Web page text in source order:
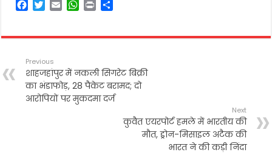
F
e
o
o
k
T
t
e
r
E
i
W
t
p
p
P
n
r
Previous
शाहजहांपुर में नकली सिगरेट बिक्री
का भंडाफोड़, 28 पैकेट बरामद; दो
आरोपियों पर मुकदमा दर्ज
Next
कुवैत एयरपोर्ट हमले में भारतीय की
मौत, ड्रोन-मिसाइल अटैक की
भारत ने की कड़ी निंदा